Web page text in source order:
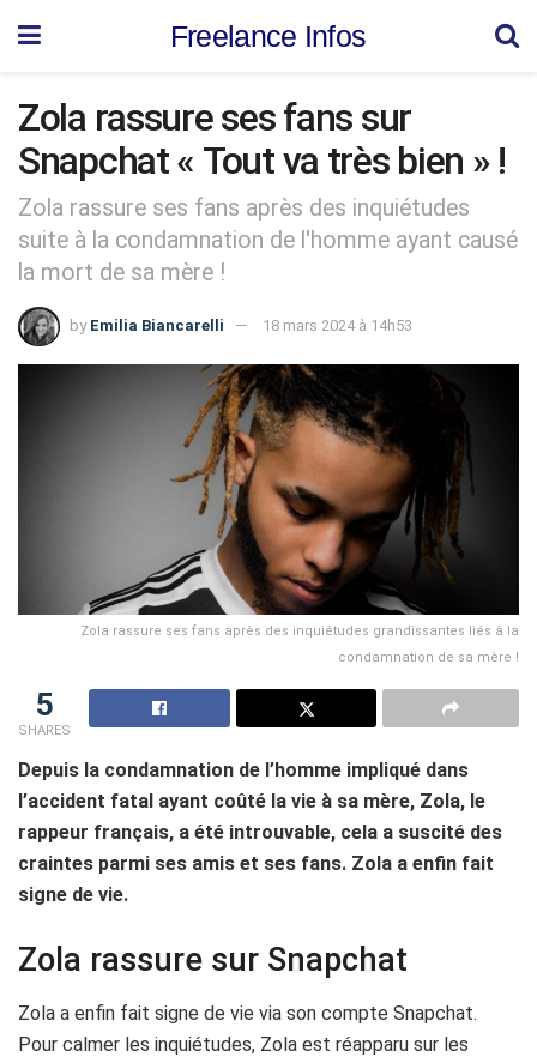
Freelance Infos
Zola rassure ses fans sur
Snapchat « Tout va très bien » !
Zola rassure ses fans après des inquiétudes
suite à la condamnation de l'homme ayant causé
la mort de sa mère !
by Emilia Biancarelli 18 mars 2024 à 14h53
Zola rassure ses fans après des inquiétudes grandissantes liés à la
condamnation de sa mère !
5
SHARES
Depuis la condamnation de l’homme impliqué dans
l’accident fatal ayant coûté la vie à sa mère, Zola, le
rappeur français, a été introuvable, cela a suscité des
craintes parmi ses amis et ses fans. Zola a enfin fait
signe de vie.
Zola rassure sur Snapchat
Zola a enfin fait signe de vie via son compte Snapchat.
Pour calmer les inquiétudes, Zola est réapparu sur les